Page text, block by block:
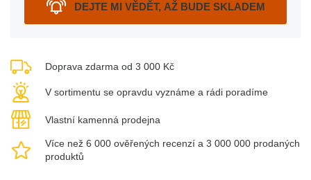
DEJTE MI VĚDĚT, AŽ BUDE SKLADEM
Doprava zdarma od 3 000 Kč
V sortimentu se opravdu vyznáme a rádi poradíme
Vlastní kamenná prodejna
Více než 6 000 ověřených recenzí a 3 000 000 prodaných
produktů